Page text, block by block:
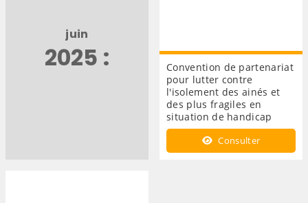
juin
2025 :
Convention de partenariat
pour lutter contre
l'isolement des ainés et
des plus fragiles en
situation de handicap
Consulter